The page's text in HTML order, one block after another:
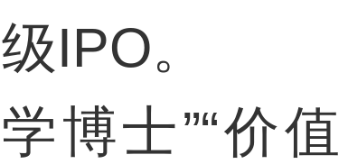
IPO。
博士”“价